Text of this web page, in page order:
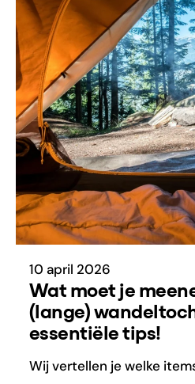
10 april 2026
Wat moet je
(lange)
essentiële tips!
Wij vertellen je welke